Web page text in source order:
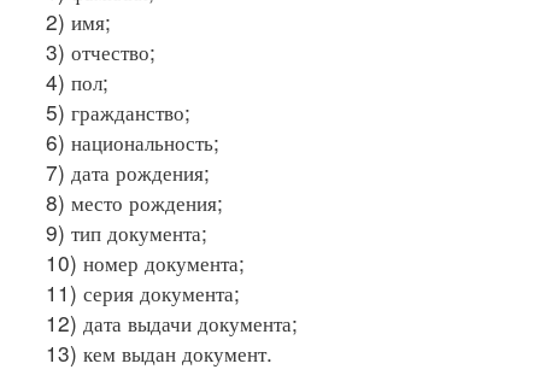
2) имя;
3) отчество;
4) пол;
5) гражданство;
6) национальность;
7) дата рождения;
8) место рождения;
9) тип документа;
10) номер документа;
11) серия документа;
12) дата выдачи документа;
13) кем выдан документ.